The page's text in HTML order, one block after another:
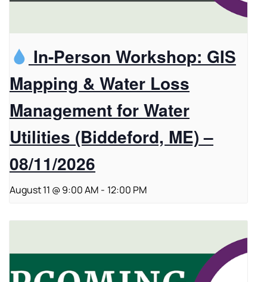
In-Person Workshop: GIS
Mapping & Water Loss
Management for Water
Utilities (Biddeford, ME) –
08/11/2026
August 11 @ 9:00 AM - 12:00 PM